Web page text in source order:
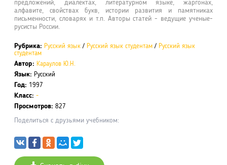
предложений, диалектах, литературном языке, жаргонах,
алфавите, свойствах букв, истории развития и памятниках
письменности, словарях и т.п. Авторы статей - ведущие ученые-
русисты России.
Рубрика: Русский язык / Русский язык студентам / Русский язык
студентам
Автор: Караулов Ю.Н.
Язык: Русский
Год: 1997
Класс: -
Просмотров: 827
Поделиться с друзьями учебником: